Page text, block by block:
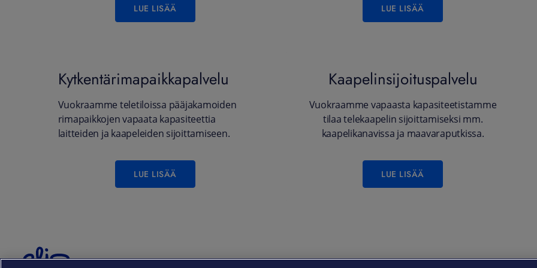
LUE LISÄÄ LUE LISÄÄ
Kytkentärimapaikkapalvelu
Vuokraamme teletiloissa pääjakamoiden
rimapaikkojen vapaata kapasiteettia
laitteiden ja kaapeleiden sijoittamiseen.
LUE LISÄÄ
Kaapelinsijoituspalvelu
Vuokraamme vapaasta kapasiteetistamme
tilaa telekaapelin sijoittamiseksi mm.
kaapelikanavissa ja maavaraputkissa.
LUE LISÄÄ